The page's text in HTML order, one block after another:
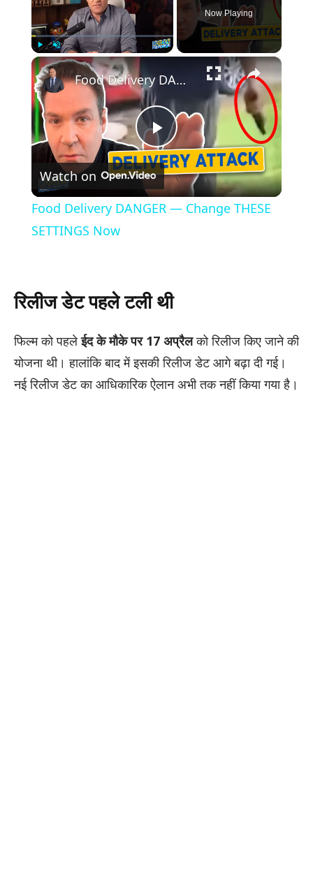
Play Unmute
Now Playing
×
Play
Video
Food Delivery DANGER — Change THESE SETTINGS Now
Watch on
Food Delivery DANGER — Change THESE
SETTINGS Now
रिलीज डेट पहले टली थी
फिल्म को पहलेईद के मौके पर 17 अप्रैलको रिलीज किए जाने की
योजना थी। हालांकि बाद में इसकी रिलीज डेट आगे बढ़ा दी गई।
नई रिलीज डेट का आधिकारिक ऐलान अभी तक नहीं किया गया है।